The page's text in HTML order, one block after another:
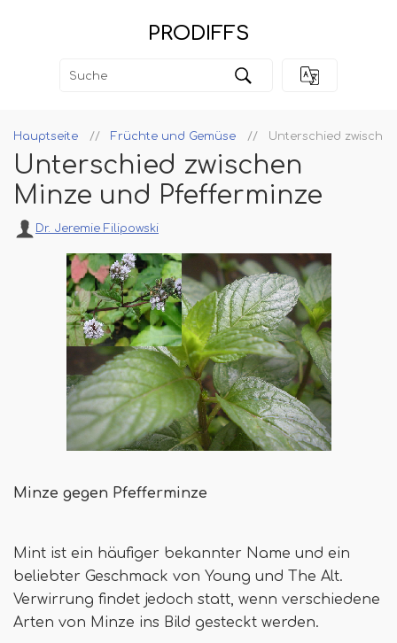
PRODIFFS
Hauptseite Früchte und Gemüse Unterschied
Unterschied zwischen
Minze und Pfefferminze
Dr. Jeremie Filipowski
Minze gegen Pfefferminze
Mint ist ein häufiger bekannter Name und ein
beliebter Geschmack von Young und The Alt.
Verwirrung findet jedoch statt, wenn verschiedene
Arten von Minze ins Bild gesteckt werden.